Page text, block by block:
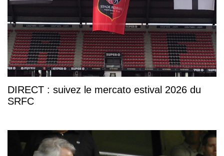
DIRECT : suivez le mercato estival 2026 du
SRFC